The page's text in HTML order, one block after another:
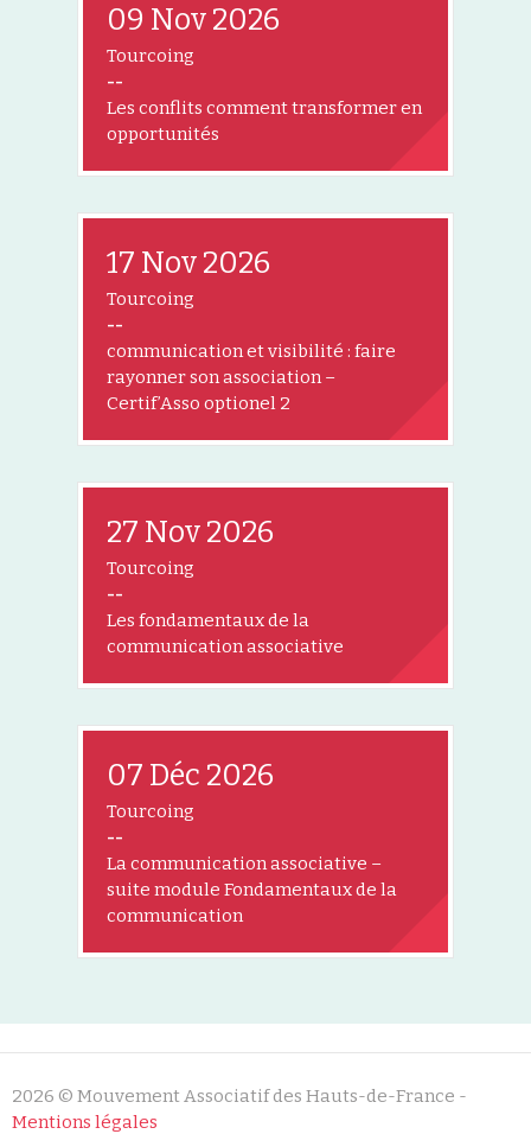
09 Nov 2026
Tourcoing
--
Les conflits comment transformer en
opportunités
17 Nov 2026
Tourcoing
--
communication et visibilité : faire
rayonner son association –
Certif’Asso optionel 2
27 Nov 2026
Tourcoing
--
Les fondamentaux de la
communication associative
07 Déc 2026
Tourcoing
--
La communication associative –
suite module Fondamentaux de la
communication
2026 © Mouvement Associatif des Hauts-de-France -
Mentions légales